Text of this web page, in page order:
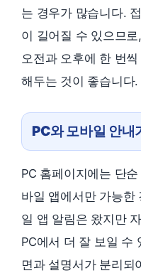
는 경우가 많습니다.
이 길어질 수 있으므
오전과 오후에 한 번
해두는 것이 좋습니다.
PC와 모바일 안내
PC 홈페이지에는 단
바일 앱에서만 가능한
일 앱 알림은 왔지만
PC에서 더 잘 보일 수
면과 설명서가 분리되